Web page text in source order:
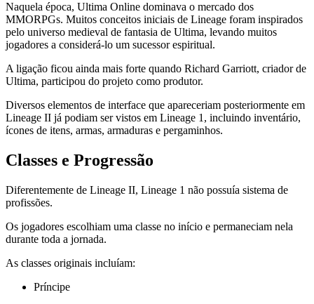
Naquela época, Ultima Online dominava o mercado dos
MMORPGs. Muitos conceitos iniciais de Lineage foram inspirados
pelo universo medieval de fantasia de Ultima, levando muitos
jogadores a considerá-lo um sucessor espiritual.
A ligação ficou ainda mais forte quando Richard Garriott, criador de
Ultima, participou do projeto como produtor.
Diversos elementos de interface que apareceriam posteriormente em
Lineage II já podiam ser vistos em Lineage 1, incluindo inventário,
ícones de itens, armas, armaduras e pergaminhos.
Classes e Progressão
Diferentemente de Lineage II, Lineage 1 não possuía sistema de
profissões.
Os jogadores escolhiam uma classe no início e permaneciam nela
durante toda a jornada.
As classes originais incluíam:
Príncipe